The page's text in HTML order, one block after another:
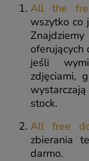
All the
wszytko co
jeśli
zdjęciami,
stock.
All free
zbierania
darmo.